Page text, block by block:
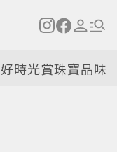
好時光賞珠寶品味